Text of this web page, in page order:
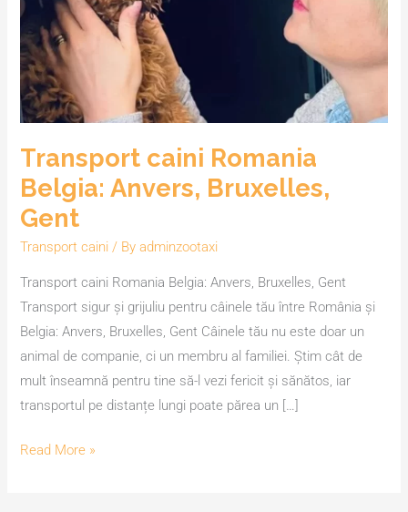
Transport caini Romania
Belgia: Anvers, Bruxelles,
Gent
Transport caini / Byadminzootaxi
Transport caini Romania Belgia: Anvers, Bruxelles, Gent
Transport sigur și grijuliu pentru câinele tău între România și
Belgia: Anvers, Bruxelles, Gent Câinele tău nu este doar un
animal de companie, ci un membru al familiei. Știm cât de
mult înseamnă pentru tine să-l vezi fericit și sănătos, iar
transportul pe distanțe lungi poate părea un […]
Bruxelles,
Gent
Read More »